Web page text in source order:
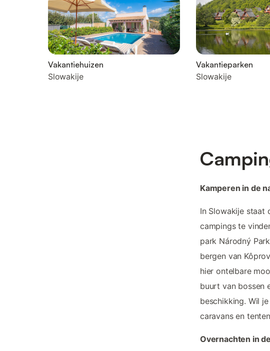
Vakantiehuizen
Slowakije
Vakantieparken
Slowakije
Kamperen in de
In Slowakije staat
campings te
park Národný
bergen van
hier ontelbare
buurt van bossen
beschikking. Wil
caravans en
Overnachten in